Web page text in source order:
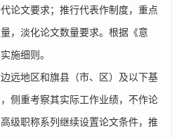
论文要求；推行代表作制度，重点
，淡化论文数量要求。根据《意
施细则。
地区和旗县（市、区）及以下基
侧重考察其实际工作业绩，不作论
级职称系列继续设置论文条件，推